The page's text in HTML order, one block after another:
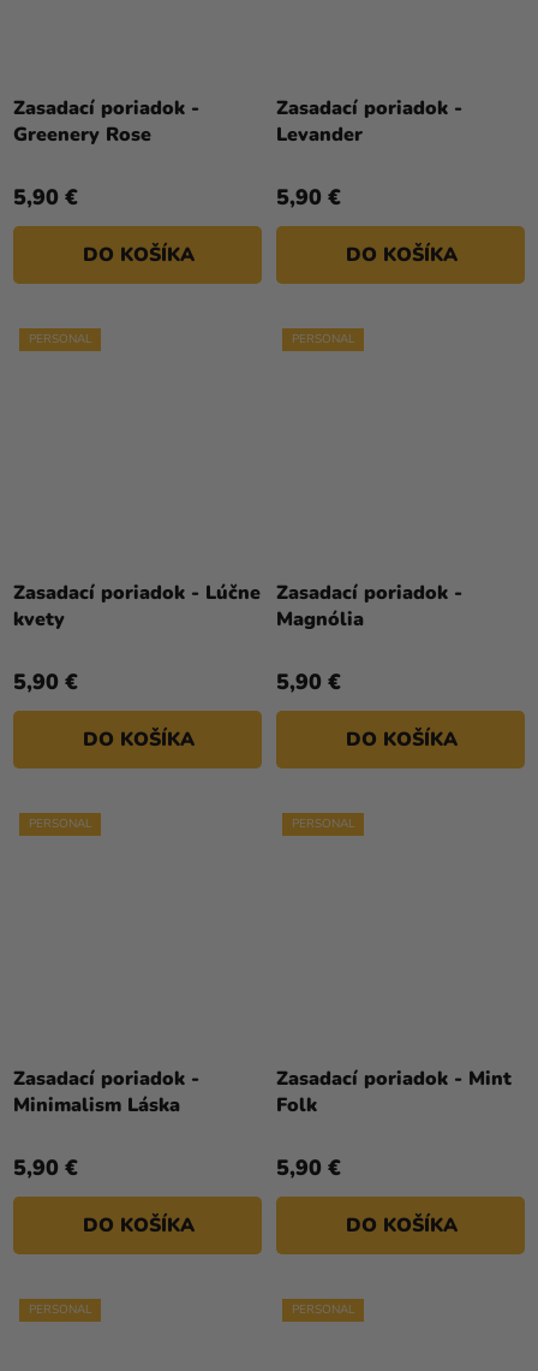
Zasadací poriadok -
Greenery Rose
5,90 €
DO KOŠÍKA
Zasadací poriadok -
Levander
5,90 €
DO KOŠÍKA
PERSONAL
Zasadací poriadok - Lúčne
kvety
5,90 €
DO KOŠÍKA
PERSONAL
Zasadací poriadok -
Magnólia
5,90 €
DO KOŠÍKA
PERSONAL
Zasadací poriadok -
Minimalism Láska
5,90 €
DO KOŠÍKA
PERSONAL
Zasadací poriadok - Mint
Folk
5,90 €
DO KOŠÍKA
PERSONAL PERSONAL